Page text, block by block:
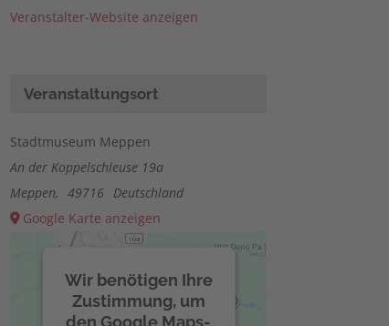
Veranstalter-Website anzeigen
Veranstaltungsort
Stadtmuseum Meppen
An der Koppelschleuse 19a
Meppen, 49716 Deutschland
Google Karte anzeigen
Wir benötigen Ihre
Zustimmung, um
den Google Maps-